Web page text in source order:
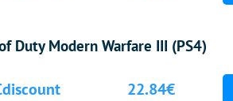
Duty Modern Warfare III (PS4)
22.84€